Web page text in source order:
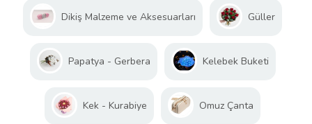
Dikiş Malzeme ve Aksesuarları Güller
Papatya - Gerbera Kelebek Buketi
Kek - Kurabiye Omuz Çanta